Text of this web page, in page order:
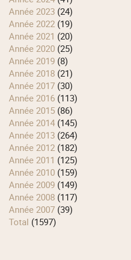
année 2023 (24)
année 2022 (19)
année 2021 (20)
année 2020 (25)
année 2019 (8)
année 2018 (21)
année 2017 (30)
année 2016 (113)
année 2015 (86)
année 2014 (145)
année 2013 (264)
année 2012 (182)
année 2011 (125)
année 2010 (159)
année 2009 (149)
année 2008 (117)
année 2007 (39)
total (1597)